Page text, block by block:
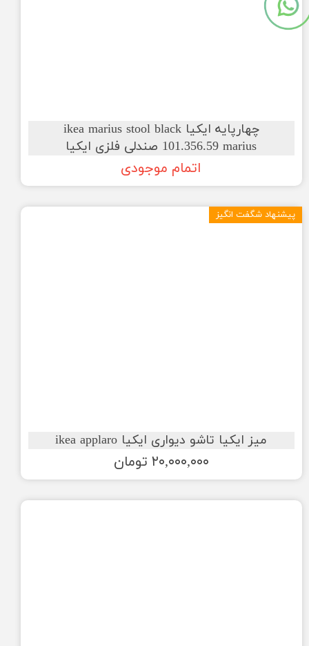
چهارپایه ایکیا ikea marius stool black
101.356.59 marius صندلی فلزی ایکیا
اتمام موجودی
میز ایکیا تاشو دیواری ایکیا ikea applaro
۲۰,۰۰۰,۰۰۰ تومان
پیشنهاد شگفت انگیز